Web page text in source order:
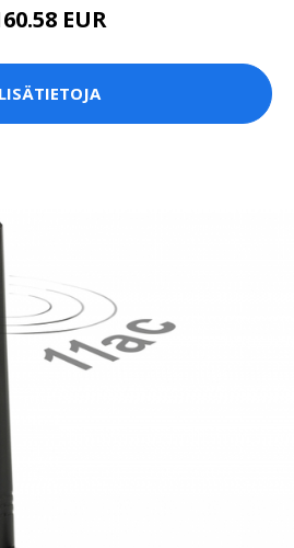
EUR
LISÄTIETOJA